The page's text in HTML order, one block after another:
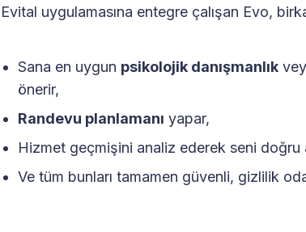
Evital uygulamasına entegre çalışan Evo,
Sana en uygun psikolojik danışmanlık
önerir,
Randevu planlamanı yapar,
Hizmet geçmişini analiz ederek seni doğru
Ve tüm bunları tamamen güvenli, gizlilik